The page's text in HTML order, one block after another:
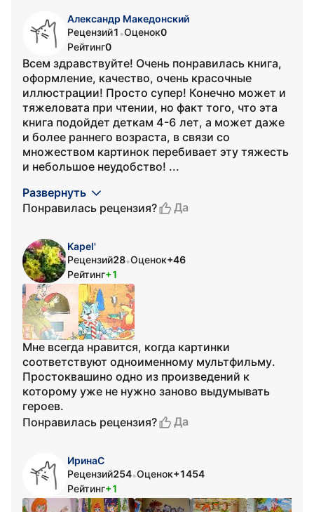
Александр Македонский
Рецензий1 •Оценок0
Рейтинг0
Всем здравствуйте! Очень понравилась книга,
оформление, качество, очень красочные
иллюстрации! Просто супер! Конечно может и
тяжеловата при чтении, но факт того, что эта
книга подойдет деткам 4-6 лет, а может даже
и более раннего возраста, в связи со
множеством картинок перебивает эту тяжесть
и небольшое неудобство! ...
Развернуть
Понравилась рецензия?
Да
Kapel'
Рецензий28•Оценок+46
Рейтинг+1
Мне всегда нравится, когда картинки
соответствуют одноименному мультфильму.
Простоквашино одно из произведений к
которому уже не нужно заново выдумывать
героев.
Понравилась рецензия?
Да
ИринаС
Рецензий254•Оценок+1454
Рейтинг+1